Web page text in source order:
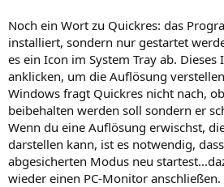
Noch ein Wort zu Quickres: das
installiert, sondern nur gestartet
es ein Icon im System Tray ab. Dieses
anklicken, um die Auflösung
Windows fragt Quickres nicht nach,
beibehalten werden soll sondern er
Wenn du eine Auflösung erwischst,
darstellen kann, ist es notwendig,
abgesicherten Modus neu
wieder einen PC-Monitor anschließen.